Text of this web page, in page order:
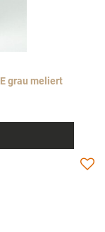
grau meliert